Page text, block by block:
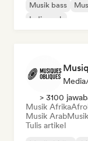
Musik bass
Indie rock
> 3100
Musik Afrika
Musik Arab
Tulis artikel